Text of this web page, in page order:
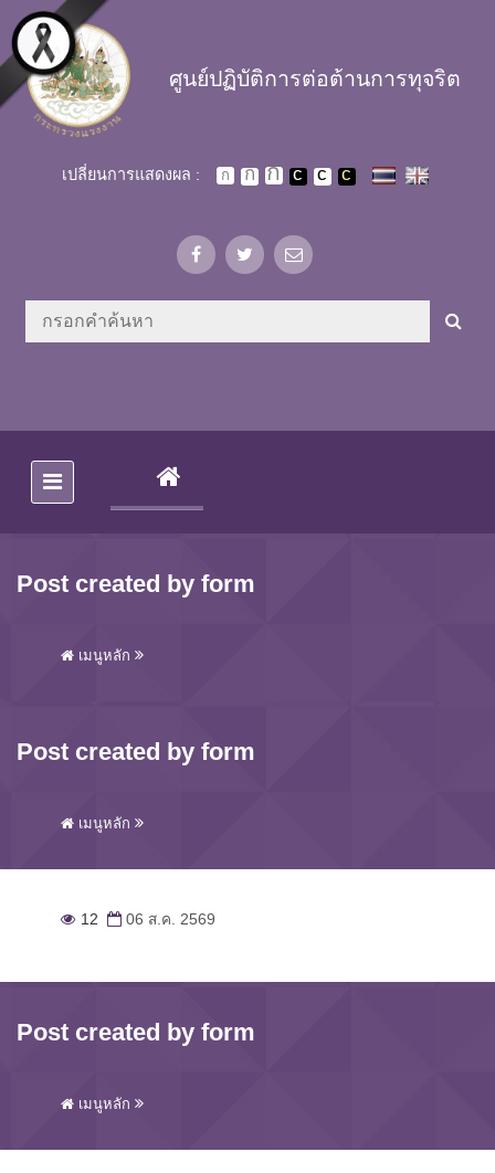
Skip to main content
ศูนย์ปฏิบัติการต่อต้านการทุจริต
เปลี่ยนการแสดงผล :
(CURRENT)
Post created by form
เมนูหลัก
Post created by form
เมนูหลัก
12 06 ส.ค. 2569
Post created by form
เมนูหลัก